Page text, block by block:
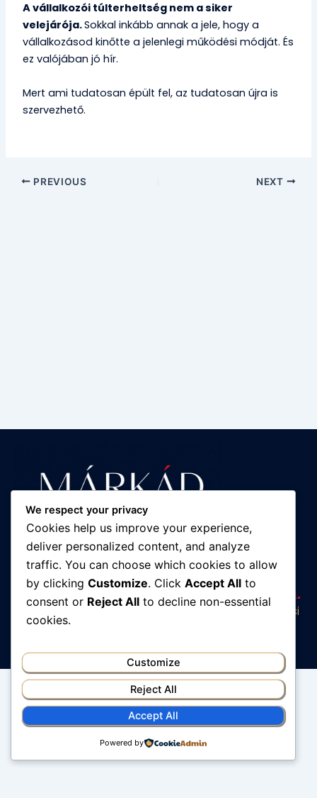
A vállalkozói túlterheltség nem a siker
velejárója.Sokkal inkább annak a jele, hogy a
vállalkozásod kinőtte a jelenlegi működési módját. És
ez valójában jó hír.
Mert ami tudatosan épült fel, az tudatosan újra is
szervezhető.
PREVIOUS NEXT
Ne építs tovább egy rosszul
működő vállalkozást. Tervezd újra.
Sóki Judit — márkastratéga és vállalkozásfejlesztési
Menu
Copyright © 2026 MÁRKÁD
We respect your privacy
Cookies help us improve your experience,
deliver personalized content, and analyze
traffic. You can choose which cookies to allow
by clicking Customize. Click Accept All to
consent or Reject All to decline non-essential
cookies.
Customize
Reject All
Accept All
Powered by